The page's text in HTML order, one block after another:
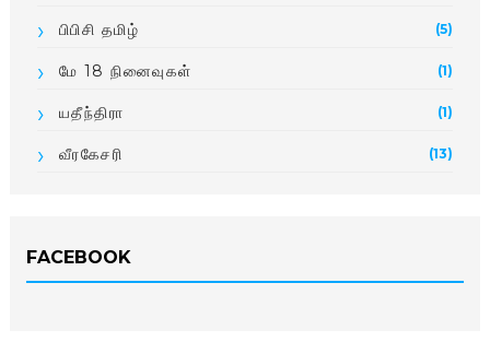
பிபிசி தமிழ் (5)
மே 18 நினைவுகள் (1)
யதீந்திரா (1)
வீரகேசரி (13)
FACEBOOK